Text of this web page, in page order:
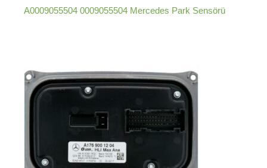
A0009055504 0009055504 Mercedes Park Sensörü